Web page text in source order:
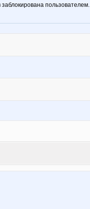
пользователем.